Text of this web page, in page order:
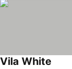
Vila White